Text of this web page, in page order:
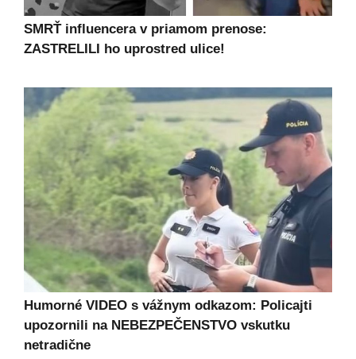
SMRŤ influencera v priamom prenose:
ZASTRELILI ho uprostred ulice!
Humorné VIDEO s vážnym odkazom: Policajti
upozornili na NEBEZPEČENSTVO vskutku
netradične